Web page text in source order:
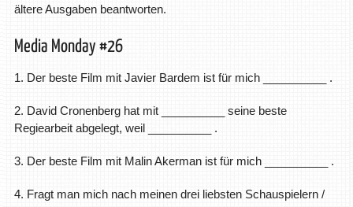
ältere Ausgaben beantworten.
Media Monday #26
1. Der beste Film mit Javier Bardem ist für mich __________ .
2. David Cronenberg hat mit __________ seine beste
Regiearbeit abgelegt, weil __________ .
3. Der beste Film mit Malin Akerman ist für mich __________ .
4. Fragt man mich nach meinen drei liebsten Schauspielern /